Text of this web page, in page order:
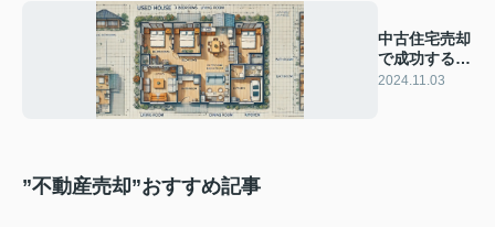
中古住宅売却
で成功する間
取り戦略と
2024.11.03
”不動産売却”おすすめ記事